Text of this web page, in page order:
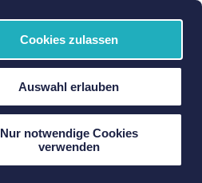
Cookies zulassen
Auswahl erlauben
Nur notwendige Cookies
verwenden